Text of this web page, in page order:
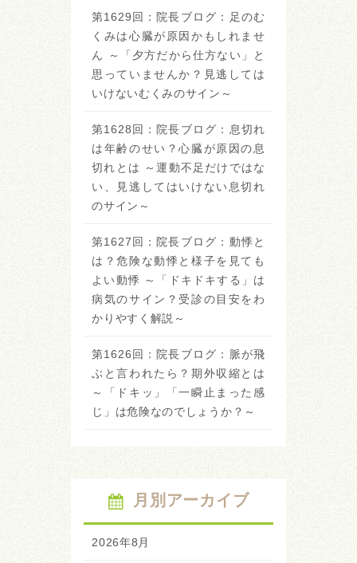
第1629回：院長ブログ：足のむ
くみは心臓が原因かもしれませ
ん ～「夕方だから仕方ない」と
思っていませんか？見逃しては
いけないむくみのサイン～
第1628回：院長ブログ：息切れ
は年齢のせい？心臓が原因の息
切れとは ～運動不足だけではな
い、見逃してはいけない息切れ
のサイン～
第1627回：院長ブログ：動悸と
は？危険な動悸と様子を見ても
よい動悸 ～「ドキドキする」は
病気のサイン？受診の目安をわ
かりやすく解説～
第1626回：院長ブログ：脈が飛
ぶと言われたら？期外収縮とは
～「ドキッ」「一瞬止まった感
じ」は危険なのでしょうか？～
月別アーカイブ
2026年8月